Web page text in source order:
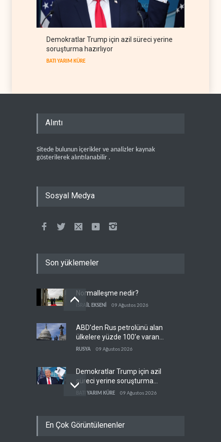
Demokratlar Trump için azil süreci yerine
soruşturma hazırlıyor
BATI YARIM KÜRE
Alıntı
Sitede bulunun içerikler ve analizler kaynak
gösterilerek alıntılanabilir .
Sosyal Medya
Son yüklemeler
Normalleşme nedir?
İSRAİL EKSENİ 09 Ağustos 2026
ABD'den Rus petrolünü alan
ülkelere yüzde 100'e varan
gümrük vergisi
RUSYA 09 Ağustos 2026
Demokratlar Trump için azil
süreci yerine soruşturma
hazırlıyor
BATI YARIM KÜRE 09 Ağustos 2026
Afrika'daki petrol
En Çok Görüntülenenler